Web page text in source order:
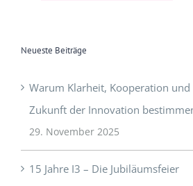
Neueste Beiträge
Warum Klarheit, Kooperation
Zukunft der Innovation
29. November 2025
15 Jahre I3 – Die Jubiläumsfeier